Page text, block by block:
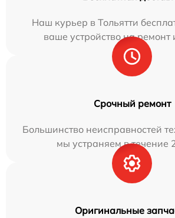
Наш курьер в Тольятти
ваше устройство на ремонт
Срочный ремонт
Большинство неисправностей
мы устраняем в течение
Оригинальные